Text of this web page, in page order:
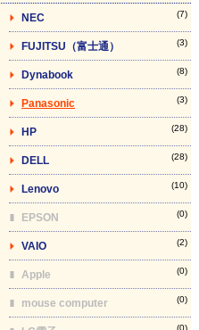
NEC (7)
FUJITSU（富士通） (3)
Dynabook (8)
Panasonic (3)
HP (28)
DELL (28)
Lenovo (10)
EPSON (0)
VAIO (2)
Apple (0)
mouse computer (0)
(0)